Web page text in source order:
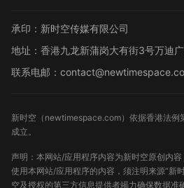
承印：新时空传媒有限公司
地址：香港九龙新蒲岗大有街3号万迪
联系电邮：
新时空（ newtimespace.com）依据香港法例
成立。
声明：本网站/应用程序内容为新时空原创内
使用本网站/应用程序的内容，须注明来源“新
空及授权的第三方信息提供者竭力确保数据准